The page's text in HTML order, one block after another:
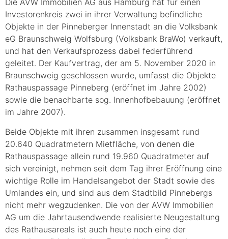
Die AVW Immobilien AG aus Hamburg hat für einen
Investorenkreis zwei in ihrer Verwaltung befindliche
Objekte in der Pinneberger Innenstadt an die Volksbank
eG Braunschweig Wolfsburg (Volksbank BraWo) verkauft,
und hat den Verkaufsprozess dabei federführend
geleitet. Der Kaufvertrag, der am 5. November 2020 in
Braunschweig geschlossen wurde, umfasst die Objekte
Rathauspassage Pinneberg (eröffnet im Jahre 2002)
sowie die benachbarte sog. Innenhofbebauung (eröffnet
im Jahre 2007).
Beide Objekte mit ihren zusammen insgesamt rund
20.640 Quadratmetern Mietfläche, von denen die
Rathauspassage allein rund 19.960 Quadratmeter auf
sich vereinigt, nehmen seit dem Tag ihrer Eröffnung eine
wichtige Rolle im Handelsangebot der Stadt sowie des
Umlandes ein, und sind aus dem Stadtbild Pinnebergs
nicht mehr wegzudenken. Die von der AVW Immobilien
AG um die Jahrtausendwende realisierte Neugestaltung
des Rathausareals ist auch heute noch eine der